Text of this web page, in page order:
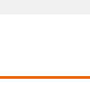
vos